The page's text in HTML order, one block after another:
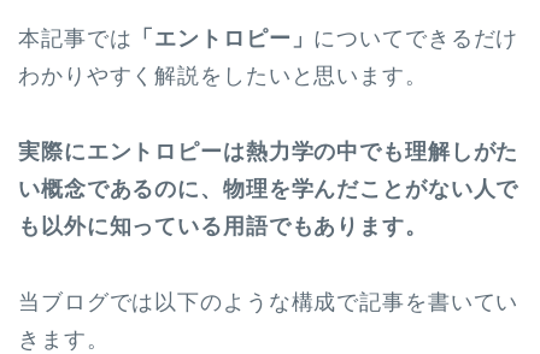
本記事では 「エントロピー」 についてできるだけ
わかりやすく解説をしたいと思います。
実際にエントロピーは熱力学の中でも理解しがた
い概念であるのに、物理を学んだことがない人で
も以外に知っている用語でもあります。
当ブログでは以下のような構成で記事を書いてい
きます。